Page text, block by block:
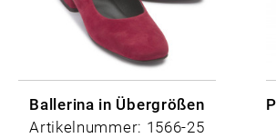
Ballerina in Übergrößen
Artikelnummer: 1566-25